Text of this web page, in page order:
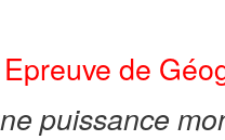
Epreuve de
puissance